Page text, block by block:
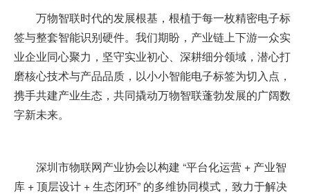
万物智联时代的发展根基，根植于每一枚精密电子标
签与整套智能识别硬件。我们期盼，产业链上下游一众实
业企业同心聚力，坚守实业初心、深耕细分领域，潜心打
磨核心技术与产品品质，以小小智能电子标签为切入点，
携手共建产业生态，共同撬动万物智联蓬勃发展的广阔数
字新未来。
深圳市物联网产业协会以构建 “平台化运营 + 产业智
库 + 顶层设计 + 生态闭环” 的多维协同模式，致力于解决